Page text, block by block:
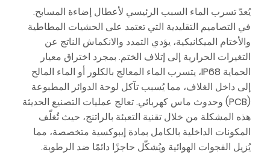
يُعدّ تسرب الماء السبب الرئيسي لأعطال إضاءة المسابح.
في التصاميم التقليدية التي تعتمد على الحشيات المطاطية
والأختام الميكانيكية، يؤدي التمدد والانكماش الناتج عن
التغيرات الحرارية إلى إتلاف الختم. بمجرد اختراق معيار
الحماية IP68، يتسرب الماء المعالج بالكلور أو الماء المالح
إلى داخل الغلاف، مما يُسبب تآكل لوحة الدوائر المطبوعة
(PCB) وحدوث ماس كهربائي. تعالج عمليات التصنيع الحديثة
هذه المشكلة من خلال تقنية التعبئة بالراتنج، حيث تُغلّف
المكونات الداخلية بالكامل بمادة إيبوكسية متخصصة، مما
يُزيل الفجوات الهوائية ويُشكّل حاجزًا دائمًا ضد الرطوبة.